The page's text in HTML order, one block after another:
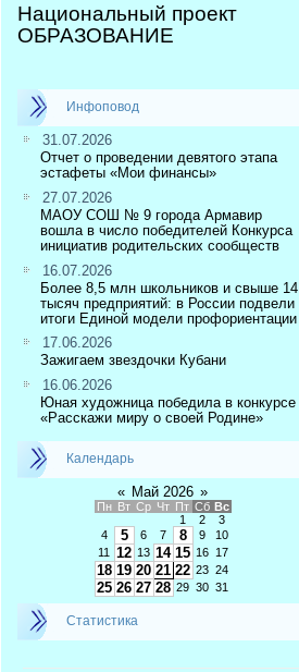
Национальный проект
ОБРАЗОВАНИЕ
Инфоповод
31.07.2026
Отчет о проведении девятого этапа
эстафеты «Мои финансы»
27.07.2026
МАОУ СОШ № 9 города Армавир
вошла в число победителей Конкурса
инициатив родительских сообществ
16.07.2026
Более 8,5 млн школьников и свыше 14
тысяч предприятий: в России подвели
итоги Единой модели профориентации
17.06.2026
Зажигаем звездочки Кубани
16.06.2026
Юная художница победила в конкурсе
«Расскажи миру о своей Родине»
Календарь
« Май 2026 »
Пн Вт Ср Чт Пт Сб Вс
1
2
3
4
5 6 7 8 9
10
11
12 13 14 15 16 17
18 19 20 21 22 23 24
25 26 27 28 29 30 31
Статистика